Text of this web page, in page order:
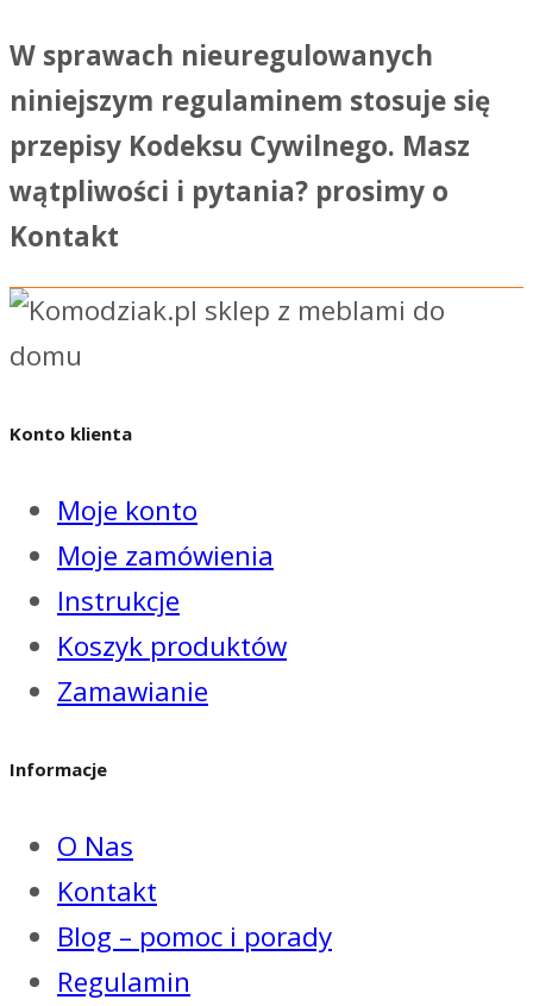
W sprawach nieuregulowanych
niniejszym regulaminem stosuje się
przepisy Kodeksu Cywilnego. Masz
wątpliwości i pytania? prosimy o
Kontakt
Konto klienta
Moje konto
Moje zamówienia
Instrukcje
Koszyk produktów
Zamawianie
Informacje
O Nas
Kontakt
Blog – pomoc i porady
Regulamin